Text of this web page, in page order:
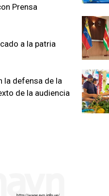
Prensa
a la patria
la defensa de la
de la audiencia